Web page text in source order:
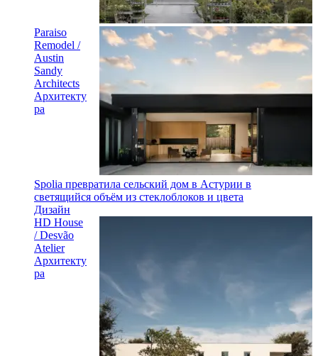
Paraiso
Remodel /
Austin
Sandy
Architects
Архитекту
ра
Spolia превратила сельский дом в Астурии в
светящийся объём из стеклоблоков и цвета
Дизайн
HD House
/ Desvão
Atelier
Архитекту
ра